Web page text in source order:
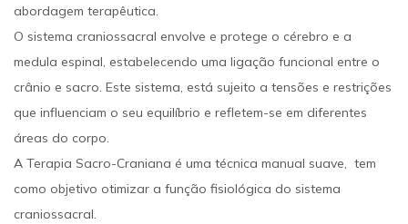
abordagem terapêutica.
O sistema craniossacral envolve e protege o cérebro e a
medula espinal, estabelecendo uma ligação funcional entre o
crânio e sacro. Este sistema, está sujeito a tensões e restrições
que influenciam o seu equilíbrio e refletem-se em diferentes
áreas do corpo.
A Terapia Sacro-Craniana é uma técnica manual suave, tem
como objetivo otimizar a função fisiológica do sistema
craniossacral.